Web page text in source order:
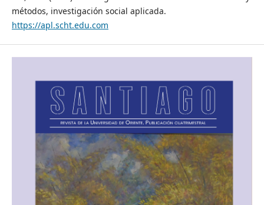
métodos, investigación social aplicada.
https://apl.scht.edu.com